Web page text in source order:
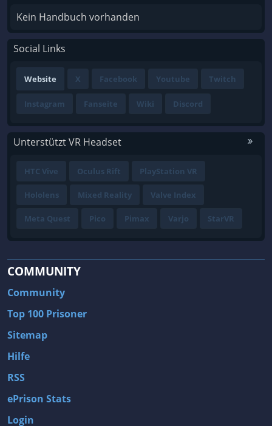
Kein Handbuch vorhanden
Social Links
Website X Facebook Youtube Twitch
Instagram Fanseite Wiki Discord
Unterstützt VR Headset
HTC Vive Oculus Rift PlayStation VR
Hololens Mixed Reality Valve Index
Meta Quest Pico Pimax Varjo StarVR
COMMUNITY
Community
Top 100 Prisoner
Sitemap
Hilfe
RSS
ePrison Stats
Login